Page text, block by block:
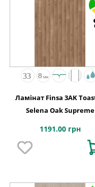
Ламінат Finsa 3AK Toasted
Selena Oak Supreme
1191.00 грн